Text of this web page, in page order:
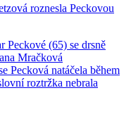
roznesla Peckovou
Peckové (65) se drsně
Mračková
Pecková natáčela během
roztržka nebrala